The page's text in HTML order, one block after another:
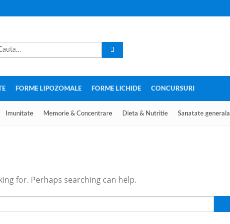
FORME LIPOZOMALE FORME LICHIDE CONCURSURI
Imunitate Memorie & Concentrare Dieta & Nutritie Sanatate generala
for. Perhaps searching can help.